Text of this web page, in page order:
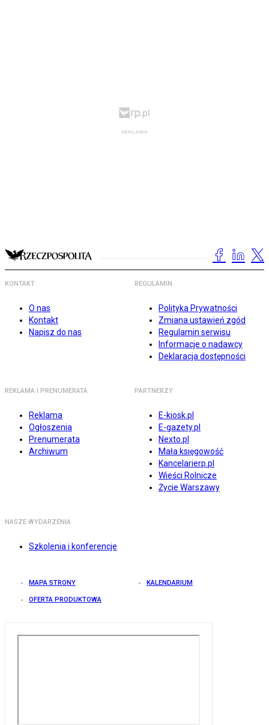
KONTAKT
O nas
Kontakt
Napisz do nas
REGULAMIN
Polityka Prywatności
Zmiana ustawień zgód
Regulamin serwisu
Informacje o nadawcy
Deklaracja dostępności
REKLAMA I PRENUMERATA
Reklama
Ogłoszenia
Prenumerata
Archiwum
PARTNERZY
E-kiosk.pl
E-gazety.pl
Nexto.pl
Mała księgowość
Kancelarierp.pl
Wieści Rolnicze
Życie Warszawy
NASZE WYDARZENIA
Szkolenia i konferencje
MAPA STRONY KALENDARIUM
OFERTA PRODUKTOWA